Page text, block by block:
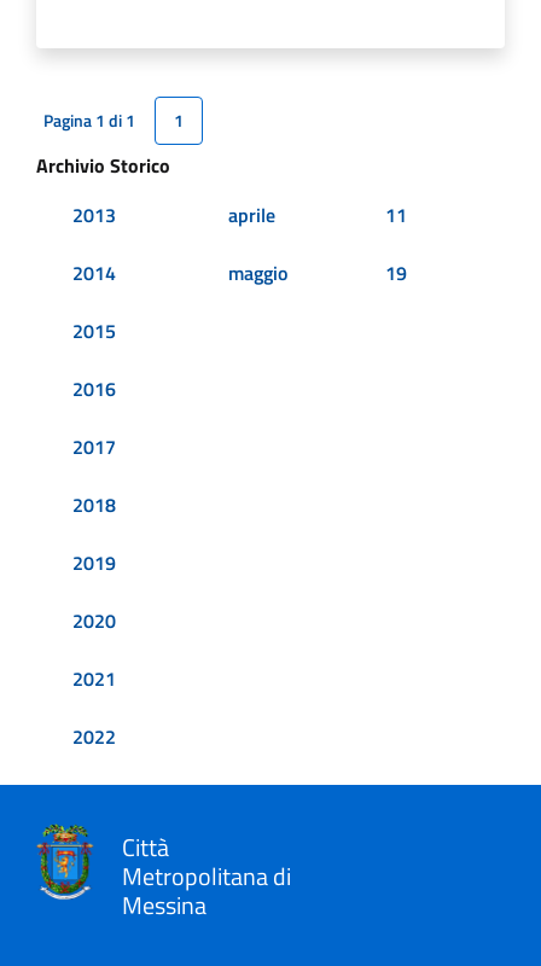
Pagina 1 di 1 1
Archivio Storico
2013
2014
2015
2016
2017
2018
2019
2020
2021
2022
aprile
maggio
11
19
Città
Metropolitana di
Messina